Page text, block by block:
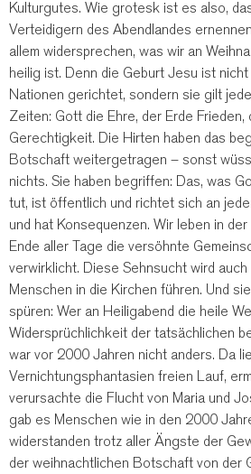
Kulturgutes. Wie grotesk ist es also,
Verteidigern des Abendlandes
allem widersprechen, was wir an
heilig ist. Denn die Geburt Jesu ist
Nationen gerichtet, sondern sie gilt
Zeiten: Gott die Ehre, der Erde Frieden,
Gerechtigkeit. Die Hirten haben das
Botschaft weitergetragen – sonst
nichts. Sie haben begriffen: Das, was
tut, ist öffentlich und richtet sich an
und hat Konsequenzen. Wir leben in
Ende aller Tage die versöhnte
verwirklicht. Diese Sehnsucht wird
Menschen in die Kirchen führen. Und
spüren: Wer an Heiligabend die heile
Widersprüchlichkeit der tatsächlichen
war vor 2000 Jahren nicht anders. Da
Vernichtungsphantasien freien Lauf,
verursachte die Flucht von Maria und
gab es Menschen wie in den 2000
widerstanden trotz aller Ängste der
der weihnachtlichen Botschaft von der